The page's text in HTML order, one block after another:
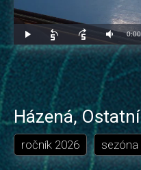
Přehrát
Posunout
dozadu
o
5
sekund
Posunout
dopředu
Ztlumit
čas
0:00
Házená,Ostatní
ročník 2026 sezóna